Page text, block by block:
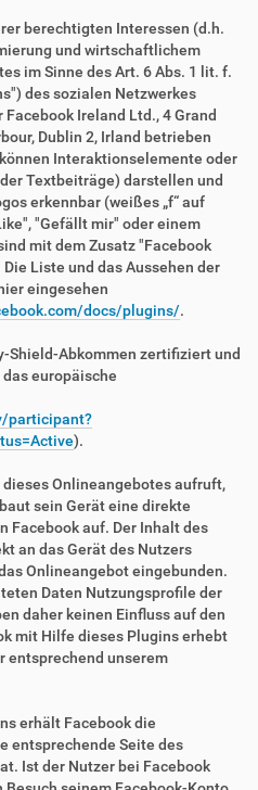
berechtigten Interessen (d.h.
und wirtschaftlichem
im Sinne des Art. 6 Abs. 1 lit. f.
des sozialen Netzwerkes
Ireland Ltd., 4 Grand
Dublin 2, Irland betrieben
Interaktionselemente oder
Textbeiträge) darstellen und
erkennbar (weißes „f“ auf
"Gefällt mir" oder einem
mit dem Zusatz "Facebook
Liste und das Aussehen der
eingesehen
docs/plugins/.
Shield-Abkommen zertifiziert und
europäische
participant?
).
Onlineangebotes aufruft,
sein Gerät eine direkte
Facebook auf. Der Inhalt des
an das Gerät des Nutzers
Onlineangebot eingebunden.
Daten Nutzungsprofile der
daher keinen Einfluss auf den
mit Hilfe dieses Plugins erhebt
entsprechend unserem
erhält Facebook die
entsprechende Seite des
Ist der Nutzer bei Facebook